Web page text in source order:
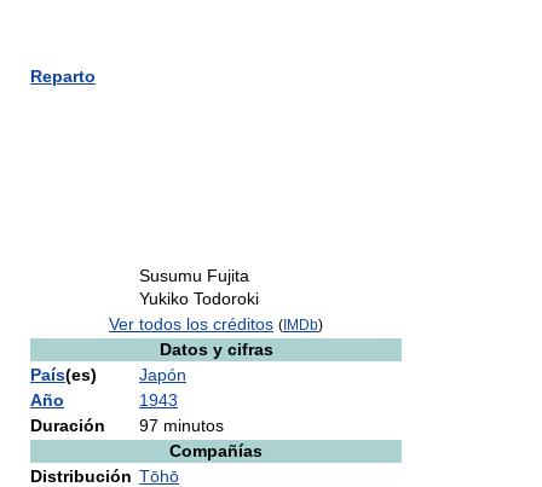
Reparto
Susumu Fujita
Yukiko Todoroki
Ver todos los créditos (IMDb)
Datos y cifras
País(es)
Japón
Año
1943
Duración
97 minutos
Compañías
Distribución Tōhō